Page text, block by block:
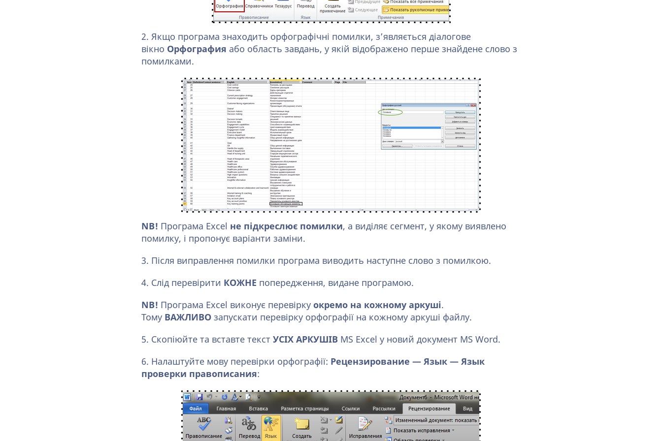
2. Якщо програма знаходить орфографічні помилки, з’являється діалогове
вікно Орфография або область завдань, у якій відображено перше знайдене слово з
помилками.
NB! Програма Excel не підкреслює помилки, а виділяє сегмент, у якому виявлено
помилку, і пропонує варіанти заміни.
3. Після виправлення помилки програма виводить наступне слово з помилкою.
4. Слід перевірити КОЖНЕ попередження, видане програмою.
NB! Програма Excel виконує перевірку окремо на кожному аркуші.
Тому ВАЖЛИВО запускати перевірку орфографії на кожному аркуші файлу.
5. Скопіюйте та вставте текст УСІХ АРКУШІВ MS Excel у новий документ MS Word.
6. Налаштуйте мову перевірки орфографії: Рецензирование — Язык — Язык
проверки правописания: